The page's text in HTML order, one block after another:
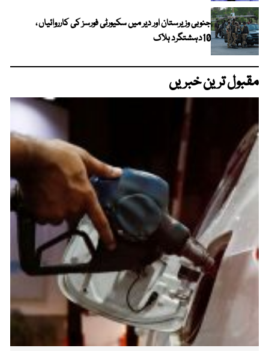
جنوبی وزیرستان اور دیر میں سکیورٹی فورسز کی کارروائیاں ،
10دہشتگرد ہلاک
مقبول ترین خبریں